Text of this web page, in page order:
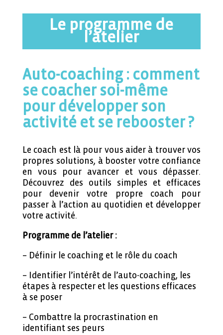
Le programme de
l’atelier
Auto-coaching : comment
se coacher soi-même
pour développer son
activité et se rebooster ?
Le coach est là pour vous aider à trouver vos
propres solutions, à booster votre confiance
en vous pour avancer et vous dépasser.
Découvrez des outils simples et efficaces
pour devenir votre propre coach pour
passer à l’action au quotidien et développer
votre activité.
Programme de l’atelier :
– Définir le coaching et le rôle du coach
– Identifier l’intérêt de l’auto-coaching, les
étapes à respecter et les questions efficaces
à se poser
– Combattre la procrastination en
identifiant ses peurs